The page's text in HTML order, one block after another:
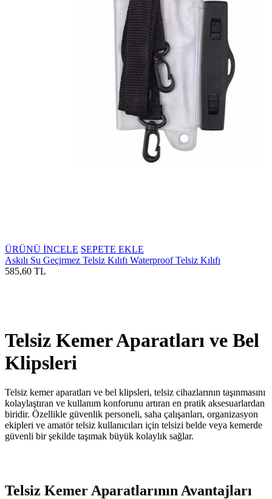
ÜRÜNÜ İNCELE SEPETE EKLE
Askılı Su Geçirmez Telsiz Kılıfı Waterproof Telsiz Kılıfı
585,60 TL
Telsiz Kemer Aparatları ve Bel
Klipsleri
Telsiz kemer aparatları ve bel klipsleri, telsiz cihazlarının taşınmasını
kolaylaştıran ve kullanım konforunu artıran en pratik aksesuarlardan
biridir. Özellikle güvenlik personeli, saha çalışanları, organizasyon
ekipleri ve amatör telsiz kullanıcıları için telsizi belde veya kemerde
güvenli bir şekilde taşımak büyük kolaylık sağlar.
Telsiz Kemer Aparatlarının Avantajları